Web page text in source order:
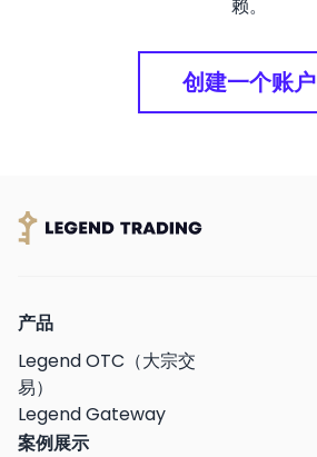
赖。
创建一个账户
产品
Legend OTC（大宗交
易）
Legend Gateway
案例展示